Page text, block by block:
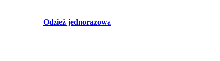
Odzież jednorazowa